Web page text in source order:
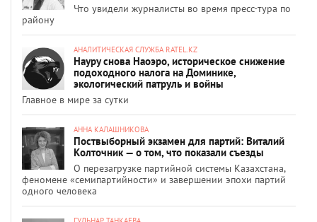
Что увидели журналисты во время пресс-тура по
району
АНАЛИТИЧЕСКАЯ СЛУЖБА RATEL.KZ
Науру снова Наоэро, историческое снижение
подоходного налога на Доминике,
экологический патруль и войны
Главное в мире за сутки
АННА КАЛАШНИКОВА
Поствыборный экзамен для партий: Виталий
Колточник — о том, что показали съезды
О перезагрузке партийной системы Казахстана,
феномене «семипартийности» и завершении эпохи партий
одного человека